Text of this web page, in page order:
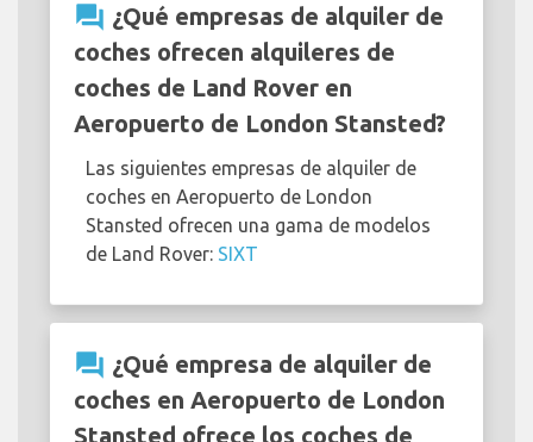
question_answer ¿Qué empresas de alquiler de
coches ofrecen alquileres de
coches de Land Rover en
Aeropuerto de London Stansted?
Las siguientes empresas de alquiler de
coches en Aeropuerto de London
Stansted ofrecen una gama de modelos
de Land Rover: SIXT
question_answer ¿Qué empresa de alquiler de
coches en Aeropuerto de London
Stansted ofrece los coches de